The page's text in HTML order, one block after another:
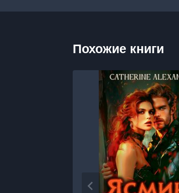
Похожие книги